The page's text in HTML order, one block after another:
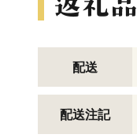
配送
配送注記